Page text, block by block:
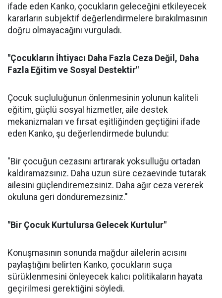
ifade eden Kanko, çocukların geleceğini etkileyecek
kararların subjektif değerlendirmelere bırakılmasının
doğru olmayacağını vurguladı.
"Çocukların İhtiyacı Daha Fazla Ceza Değil, Daha
Fazla Eğitim ve Sosyal Destektir"
Çocuk suçluluğunun önlenmesinin yolunun kaliteli
eğitim, güçlü sosyal hizmetler, aile destek
mekanizmaları ve fırsat eşitliğinden geçtiğini ifade
eden Kanko, şu değerlendirmede bulundu:
"Bir çocuğun cezasını artırarak yoksulluğu ortadan
kaldıramazsınız. Daha uzun süre cezaevinde tutarak
ailesini güçlendiremezsiniz. Daha ağır ceza vererek
okuluna geri döndüremezsiniz."
"Bir Çocuk Kurtulursa Gelecek Kurtulur"
Konuşmasının sonunda mağdur ailelerin acısını
paylaştığını belirten Kanko, çocukların suça
sürüklenmesini önleyecek kalıcı politikaların hayata
geçirilmesi gerektiğini söyledi.